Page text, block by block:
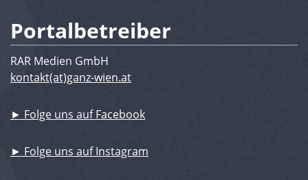
Portalbetreiber
RAR Medien GmbH
kontakt(at)ganz-wien.at
► Folge uns auf Facebook
► Folge uns auf Instagram